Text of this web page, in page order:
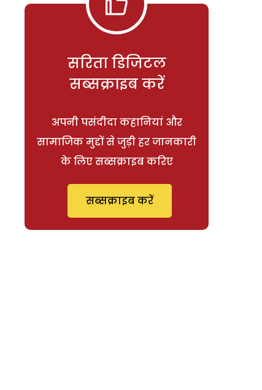
सरिता डिजिटल
सब्सक्राइब करें
अपनी पसंदीदा कहानियां और
सामाजिक मुद्दों से जुड़ी हर जानकारी
के लिए सब्सक्राइब करिए
सब्सक्राइब करें